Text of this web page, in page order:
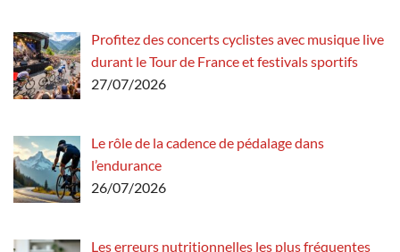
Profitez des concerts cyclistes avec musique live
durant le Tour de France et festivals sportifs
27/07/2026
Le rôle de la cadence de pédalage dans
l’endurance
26/07/2026
Les erreurs nutritionnelles les plus fréquentes